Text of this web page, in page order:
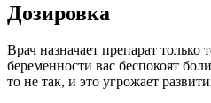
Дозировка
Врач назначает препарат только
беременности вас беспокоят
то не так, и это угрожает